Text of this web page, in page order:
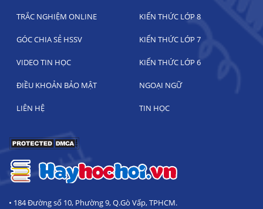
TRẮC NGHIỆM ONLINE KIẾN THỨC LỚP 8
GÓC CHIA SẺ HSSV KIẾN THỨC LỚP 7
VIDEO TIN HỌC KIẾN THỨC LỚP 6
ĐIỀU KHOẢN BẢO MẬT NGOẠI NGỮ
LIÊN HỆ TIN HỌC
• 184 Đường số 10, Phường 9, Q.Gò Vấp, TPHCM.